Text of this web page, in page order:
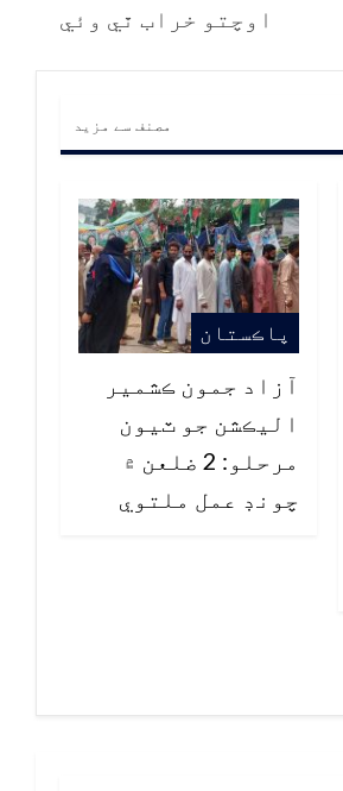
اوچتو خراب ٿي وئي
مصنف سے مزید
پاڪستان
آزاد جمون ڪشمير
اليڪشن جو ٽيون
مرحلو: 2 ضلعن ۾
چونڊ عمل ملتوي